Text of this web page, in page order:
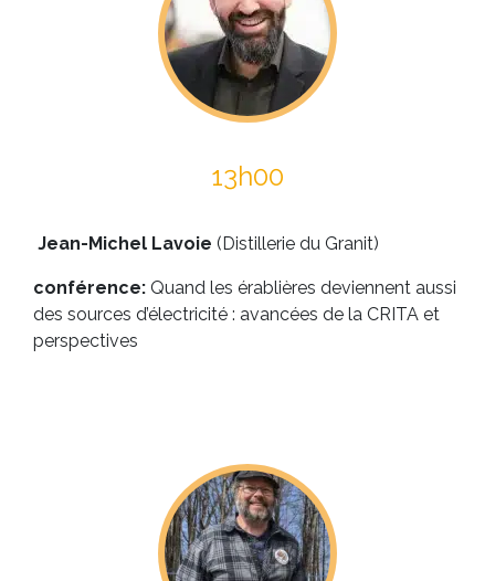
13h00
Jean-Michel Lavoie (Distillerie du Granit)
conférence: Quand les érablières deviennent aussi
des sources d’électricité : avancées de la CRITA et
perspectives